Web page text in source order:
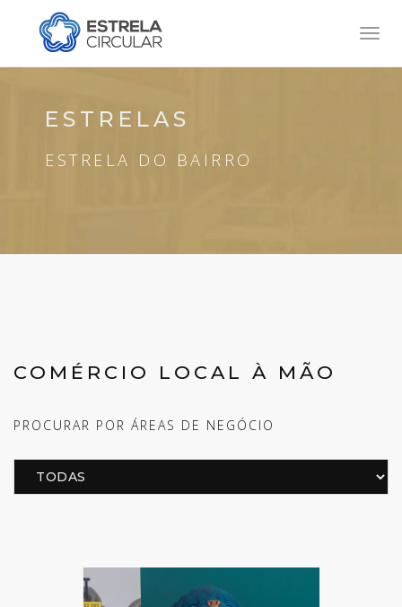
ESTRELAS
ESTRELA DO BAIRRO
COMÉRCIO LOCAL À MÃO
PROCURAR POR ÁREAS DE NEGÓCIO